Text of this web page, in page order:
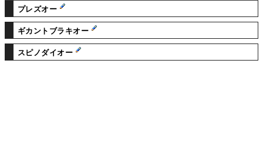
プレズオー
ギカントブラキオー
スピノダイオー